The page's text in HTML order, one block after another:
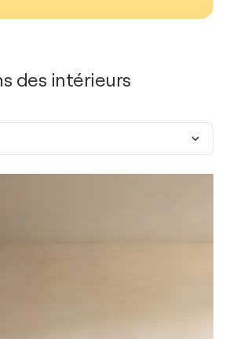
des intérieurs